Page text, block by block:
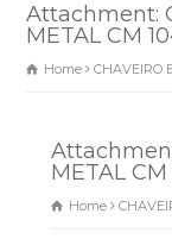
Attachment:
METAL CM
Home CHAVEIRO
METAL CM
Home